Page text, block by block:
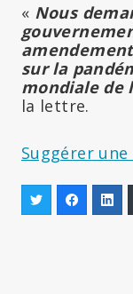
« Nous
sur la
mondiale de
la lettre.
Suggérer